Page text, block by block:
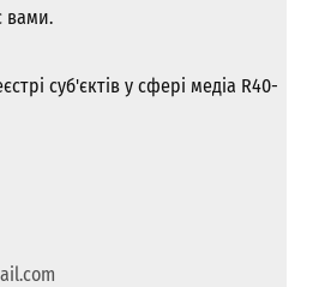
вами.
суб'єктів у сфері медіа R40-